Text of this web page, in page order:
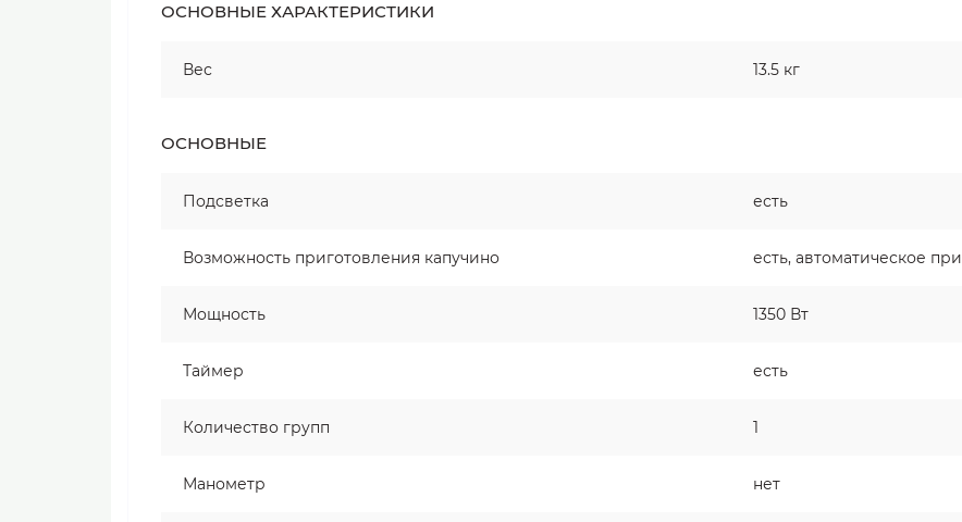
ОСНОВНЫЕ ХАРАКТЕРИСТИКИ
Вес 13.5 кг
ОСНОВНЫЕ
Подсветка есть
Возможность приготовления капучино есть, автоматическое
Мощность 1350 Вт
Таймер есть
Количество групп 1
Манометр нет